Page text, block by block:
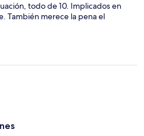
todo de 10. Implicados en
También merece la pena el